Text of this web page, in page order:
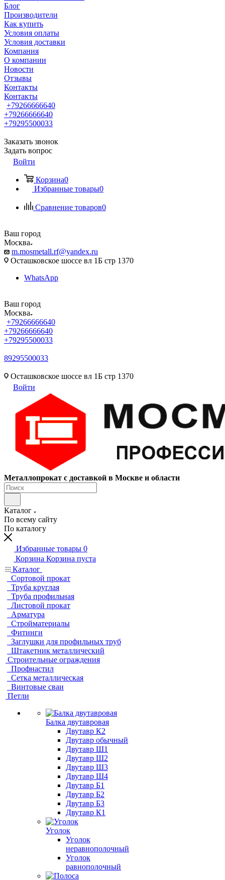
Блог
Производители
Как купить
Условия оплаты
Условия доставки
Компания
О компании
Новости
Отзывы
Контакты
Контакты
+79266666640
+79266666640
+79295500033
Заказать звонок
Задать вопрос
Войти
Корзина0
Избранные товары0
Сравнение товаров0
Ваш город
Москва
m.mosmetall.rf@yandex.ru
Осташковское шоссе вл 1Б стр 1370
WhatsApp
Ваш город
Москва
+79266666640
+79266666640
+79295500033
89295500033
Осташковское шоссе вл 1Б стр 1370
Войти
Металлопрокат с доставкой в Москве и области
Каталог
По всему сайту
По каталогу
Избранные товары 0
Корзина Корзина пуста
Каталог
Сортовой прокат
Труба круглая
Труба профильная
Листовой прокат
Арматура
Стройматериалы
Фитинги
Заглушки для профильных труб
Штакетник металлический
Строительные ограждения
Профнастил
Сетка металлическая
Винтовые сваи
Петли
Балка двутавровая
Двутавр К2
Двутавр обычный
Двутавр Ш1
Двутавр Ш2
Двутавр Ш3
Двутавр Ш4
Двутавр Б1
Двутавр Б2
Двутавр Б3
Двутавр К1
Уголок
Уголок
неравнополочный
Уголок
равнополочный